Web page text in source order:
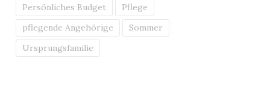
Persönliches Budget
Pflege
pflegende Angehörige
Sommer
Ursprungsfamilie